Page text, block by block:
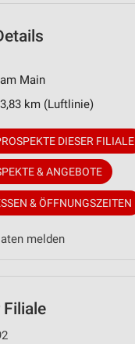
Main
km (Luftlinie)
DIESER FILIALE
& ANGEBOTE
& ÖFFNUNGSZEITEN
melden